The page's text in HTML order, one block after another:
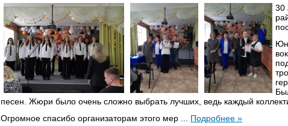
30
песен. Жюри было очень сложно выбрать лучших, ведь каждый
Огромное спасибо организаторам этого мер
Подробнее »